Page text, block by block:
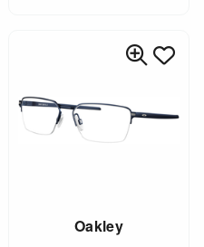
Oakley